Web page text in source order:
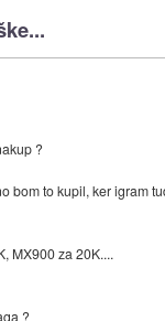
?
bom to kupil, ker igram
MX900 za 20K....
?